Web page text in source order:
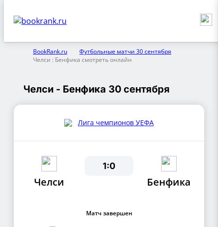
BookRank.ru
Футбольные матчи 30 сентября
Челси : Бенфика смотреть онлайн
Челси - Бенфика 30 сентября
Лига чемпионов УЕФА
Челси
1:0
Бенфика
Матч завершен